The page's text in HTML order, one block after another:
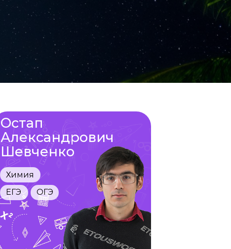
Остап
Александрович
Шевченко
Химия
ЕГЭ
ОГЭ